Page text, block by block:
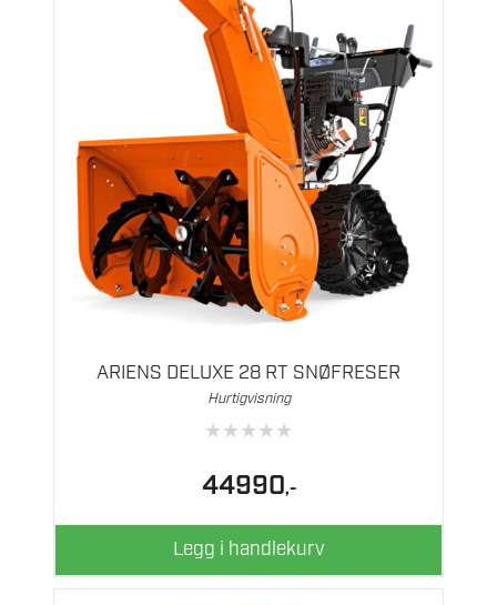
ARIENS DELUXE 28 RT SNØFRESER
Hurtigvisning
★★★★★
44990,-
Legg i handlekurv